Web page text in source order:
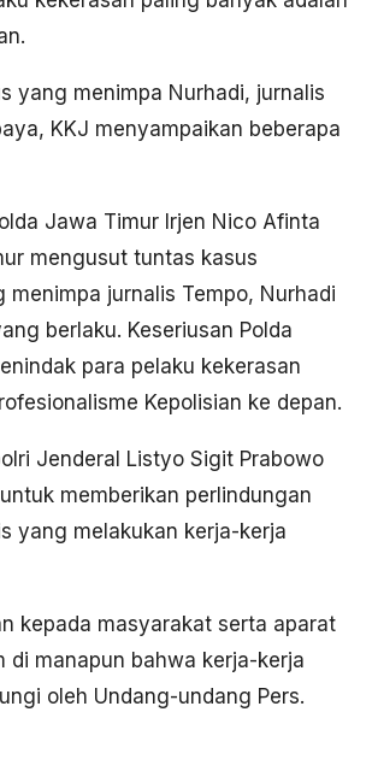
yang menimpa Nurhadi, jurnalis
KKJ menyampaikan beberapa
Jawa Timur Irjen Nico Afinta
mengusut tuntas kasus
menimpa jurnalis Tempo, Nurhadi
berlaku. Keseriusan Polda
para pelaku kekerasan
Kepolisian ke depan.
Jenderal Listyo Sigit Prabowo
memberikan perlindungan
yang melakukan kerja-kerja
kepada masyarakat serta aparat
di manapun bahwa kerja-kerja
oleh Undang-undang Pers.